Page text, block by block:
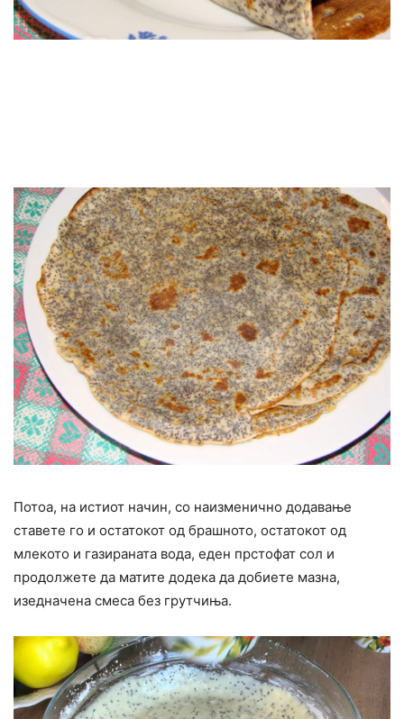
Потоа, на истиот начин, со наизменично додавање
ставете го и остатокот од брашното, остатокот од
млекото и газираната вода, еден прстофат сол и
продолжете да матите додека да добиете мазна,
изедначена смеса без грутчиња.